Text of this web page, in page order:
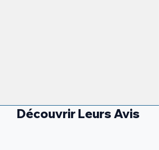
Découvrir Leurs Avis